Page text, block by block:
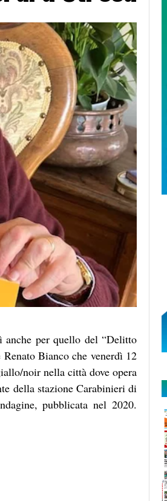
anche per quello del “Delitto
Bianco che venerdì 12
noir nella città dove opera
della stazione Carabinieri di
pubblicata nel 2020.